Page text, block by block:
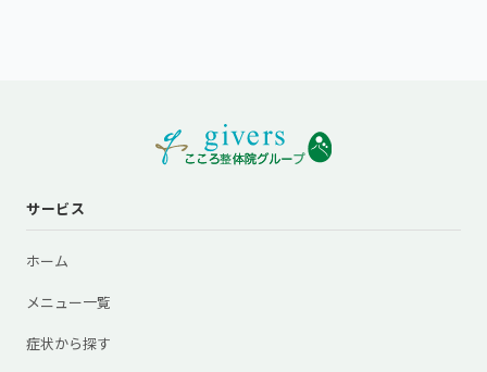
サービス
ホーム
メニュー一覧
症状から探す